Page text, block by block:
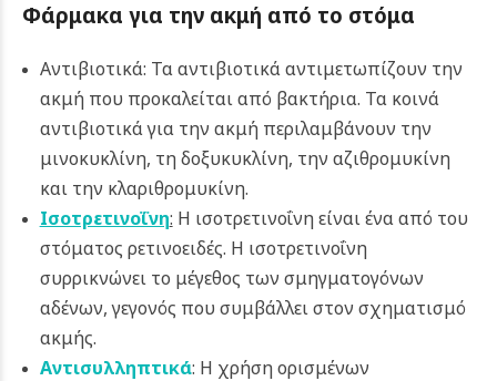
Φάρμακα για την ακμή από το στόμα
Αντιβιοτικά: Τα αντιβιοτικά αντιμετωπίζουν την
ακμή που προκαλείται από βακτήρια. Τα κοινά
αντιβιοτικά για την ακμή περιλαμβάνουν την
μινοκυκλίνη, τη δοξυκυκλίνη, την αζιθρομυκίνη
και την κλαριθρομυκίνη.
Ισοτρετινοΐνη: Η ισοτρετινοΐνη είναι ένα από του
στόματος ρετινοειδές. Η ισοτρετινοΐνη
συρρικνώνει το μέγεθος των σμηγματογόνων
αδένων, γεγονός που συμβάλλει στον σχηματισμό
ακμής.
Αντισυλληπτικά: Η χρήση ορισμένων